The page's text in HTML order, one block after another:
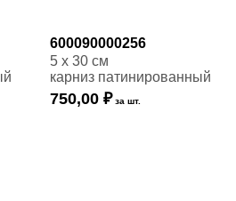
600090000256
5 x 30 см
карниз патинированный
750,00 ₽ за шт.